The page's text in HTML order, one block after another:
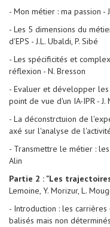
- Mon métier : ma passion -
- Les 5 dimensions du
d'EPS - J.L. Ubaldi, P. Sibé
- Les spécificités et
réflexion - N. Bresson
- Evaluer et développer
point de vue d'un IA-IPR - J.
- La déconstrctuion de
axé sur l'analyse de
- Transmettre le métier :
Alin
Partie 2 : "Les
Lemoine, Y. Morizur, L.
- Introduction : les
balisés mais non déterminés